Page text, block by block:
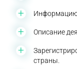
Информацию
Описание
страны.